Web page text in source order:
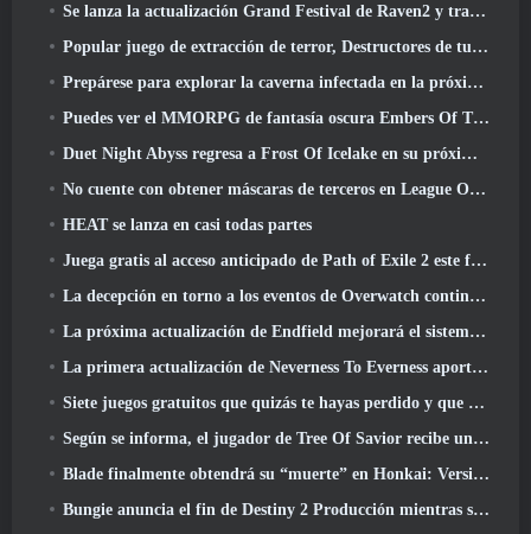
Se lanza la actualización Grand Festival de Raven2 y trae consigo la nueva clase Warlord
Popular juego de extracción de terror, Destructores de tumbas, Lanzamientos en Occidente
Prepárese para explorar la caverna infectada en la próxima actualización de Eterspire
Puedes ver el MMORPG de fantasía oscura Embers Of The Uncrown de Nexon durante el Steam Next Fest
Duet Night Abyss regresa a Frost Of Icelake en su próxima actualización Steampunk
No cuente con obtener máscaras de terceros en League Of Legends
HEAT se lanza en casi todas partes
Juega gratis al acceso anticipado de Path of Exile 2 este fin de semana
La decepción en torno a los eventos de Overwatch continúa 10 Año Aniversario
La próxima actualización de Endfield mejorará el sistema de fábrica
La primera actualización de Neverness To Everness aporta mucho a la mesa
Siete juegos gratuitos que quizás te hayas perdido y que forman parte del Steam Ocean Fest
Según se informa, el jugador de Tree Of Savior recibe un premio especial por gastar 100.000 dólares en el juego
Blade finalmente obtendrá su “muerte” en Honkai: Versión de riel en estrella 4.3
Bungie anuncia el fin de Destiny 2 Producción mientras se preparan para trabajar en nuevos proyectos